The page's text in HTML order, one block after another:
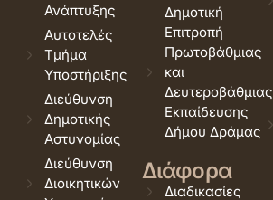
Ανάπτυξης
Αυτοτελές
Τμήμα
Υποστήριξης
Διεύθυνση
Δημοτικής
Αστυνομίας
Διεύθυνση
Διοικητικών
Δημοτική
Επιτροπή
Πρωτοβάθμιας
και
Δευτεροβάθμιας
Εκπαίδευσης
Δήμου Δράμας
Διάφορα
Διαδικασίες